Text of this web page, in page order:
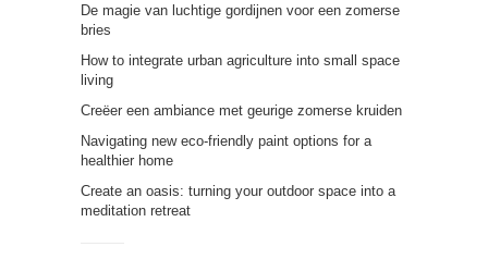
De magie van luchtige gordijnen voor een zomerse
bries
How to integrate urban agriculture into small space
living
Creëer een ambiance met geurige zomerse kruiden
Navigating new eco-friendly paint options for a
healthier home
Create an oasis: turning your outdoor space into a
meditation retreat